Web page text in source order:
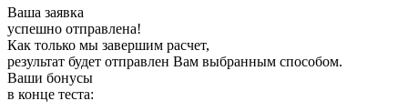
Ваша заявка
успешно отправлена!
Как только мы завершим расчет,
результат будет отправлен Вам выбранным способом.
Ваши бонусы
в конце теста: